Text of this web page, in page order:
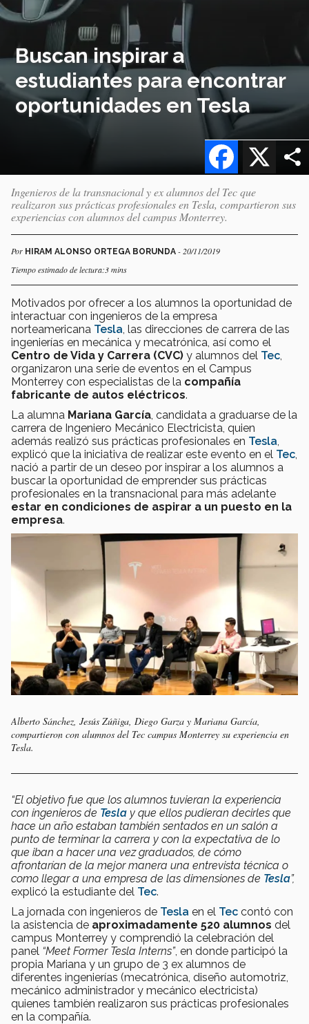
Buscan inspirar a
estudiantes para encontrar
oportunidades en Tesla
X
Facebook
Ingenieros de la transnacional y ex alumnos del Tec que
realizaron sus prácticas profesionales en Tesla, compartieron sus
experiencias con alumnos del campus Monterrey.
Por HIRAM ALONSO ORTEGA BORUNDA - 20/11/2019
Tiempo estimado de lectura:3 mins
Motivados por ofrecer a los alumnos la oportunidad de
interactuar con ingenieros de la empresa
norteamericana Tesla , las direcciones de carrera de las
ingenierías en mecánica y mecatrónica, así como el
Centro de Vida y Carrera (CVC) y alumnos del Tec
organizaron una serie de eventos en el Campus
Monterrey con especialistas de la compañía
fabricante de autos eléctricos.
La alumna Mariana García , candidata a graduarse de la
carrera de Ingeniero Mecánico Electricista, quien
además realizó sus prácticas profesionales en Tesla
explicó que la iniciativa de realizar este evento en el Tec
nació a partir de un deseo por inspirar a los alumnos a
buscar la oportunidad de emprender sus prácticas
profesionales en la transnacional para más adelante
estar en condiciones de aspirar a un puesto en la
empresa.
Alberto Sánchez, Jesús Zúñiga, Diego Garza y Mariana García,
compartieron con alumnos del Tec campus Monterrey su experiencia en
Tesla.
“El objetivo fue que los alumnos tuvieran la experiencia
con ingenieros de Tesla y que ellos pudieran decirles que
hace un año estaban también sentados en un salón a
punto de terminar la carrera y con la expectativa de lo
que iban a hacer una vez graduados, de cómo
afrontarían de la mejor manera una entrevista técnica o
como llegar a una empresa de las dimensiones de Tesla”,
explicó la estudiante del Tec.
La jornada con ingenieros de Tesla en el Tec contó con
la asistencia de aproximadamente 520 alumnos del
campus Monterrey y comprendió la celebración del
panel “Meet Former Tesla Interns”, en donde participó la
propia Mariana y un grupo de 3 ex alumnos de
diferentes ingenierías (mecatrónica, diseño automotriz,
mecánico administrador y mecánico electricista)
quienes también realizaron sus prácticas profesionales
en la compañía.